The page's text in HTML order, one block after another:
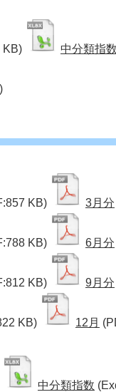
KB) 中分類指数
KB) 3月分
KB) 6月分
KB) 9月分
KB) 12月
中分類指数